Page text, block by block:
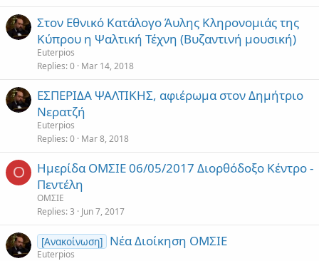
Στον Εθνικό Κατάλογο Άυλης Κληρονομιάς της
Κύπρου η Ψαλτική Τέχνη (Βυζαντινή μουσική)
Euterpios
Replies 0 Mar 14, 2018
ΕΣΠΕΡΙΔΑ ΨΑΛΤΙΚΗΣ, αφιέρωμα στον Δημήτριο
Νερατζή
Euterpios
Replies 0 Mar 8, 2018
Ο
Ημερίδα ΟΜΣΙΕ 06/05/2017 Διορθόδοξο Κέντρο -
Πεντέλη
ΟΜΣΙΕ
Replies 3 Jun 7, 2017
[Ανακοίνωση] Νέα Διοίκηση ΟΜΣΙΕ
Euterpios